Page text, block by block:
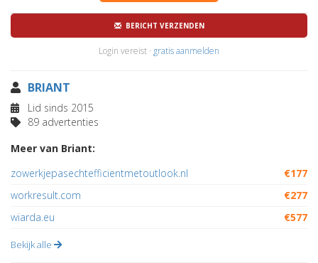
BERICHT VERZENDEN
Login vereist · gratis aanmelden
BRIANT
Lid sinds 2015
89 advertenties
Meer van Briant:
zowerkjepasechtefficientmetoutlook.nl
€177
workresult.com
€277
wiarda.eu
€577
Bekijk alle